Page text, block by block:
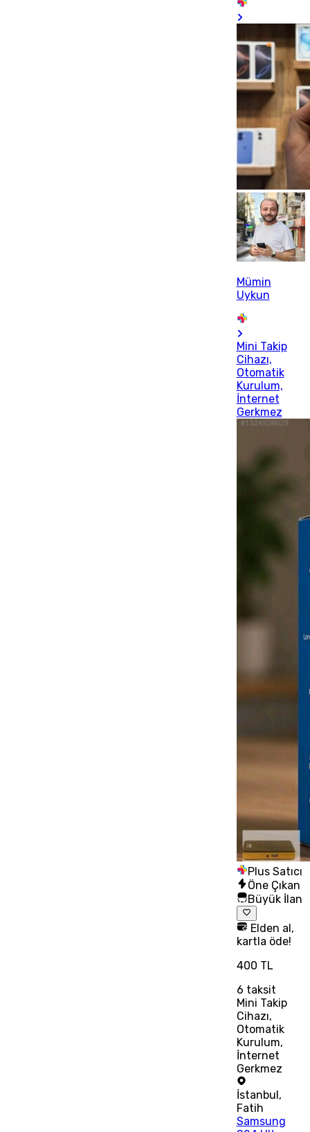
Mümin
Uykun
Mini Takip
Cihazı,
Otomatik
Kurulum,
İnternet
Gerkmez
Plus Satıcı
Öne Çıkan
Büyük İlan
Elden al,
kartla öde!
400 TL
6 taksit
Mini Takip
Cihazı,
Otomatik
Kurulum,
İnternet
Gerkmez
İstanbul ,
Fatih
Samsung